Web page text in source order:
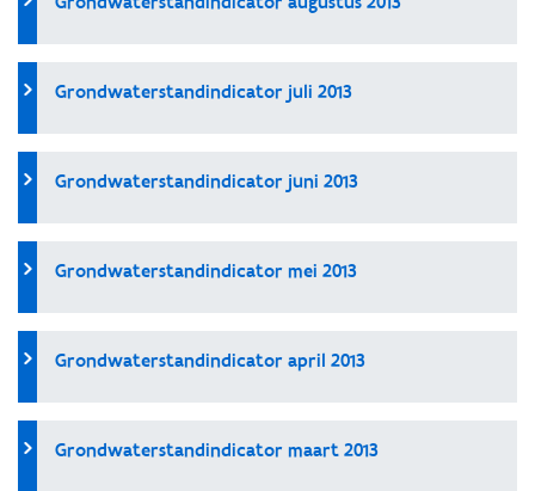
Grondwaterstandindicator juli 2013
Grondwaterstandindicator juni 2013
Grondwaterstandindicator mei 2013
Grondwaterstandindicator april 2013
Grondwaterstandindicator maart 2013